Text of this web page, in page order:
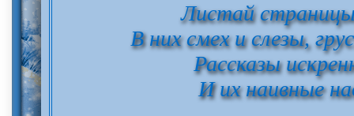
Листай
В них смех и слезы,
Рассказы
И их наивные